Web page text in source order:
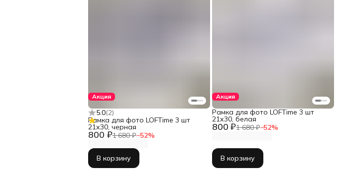
Акция
5.0(2)
800 ₽1 680 ₽−52%
Рамка для фото LOFTime 3 шт
21х30, черная
В корзину
Акция
800 ₽1 680 ₽−52%
Рамка для фото LOFTime 3 шт
21х30, белая
В корзину